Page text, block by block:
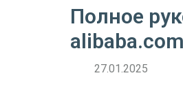
Полное
alibaba.com
27.01.2025